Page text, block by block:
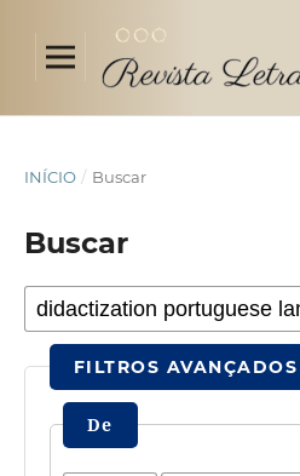
INÍCIO / Buscar
Buscar
FILTROS AVANÇADOS
De